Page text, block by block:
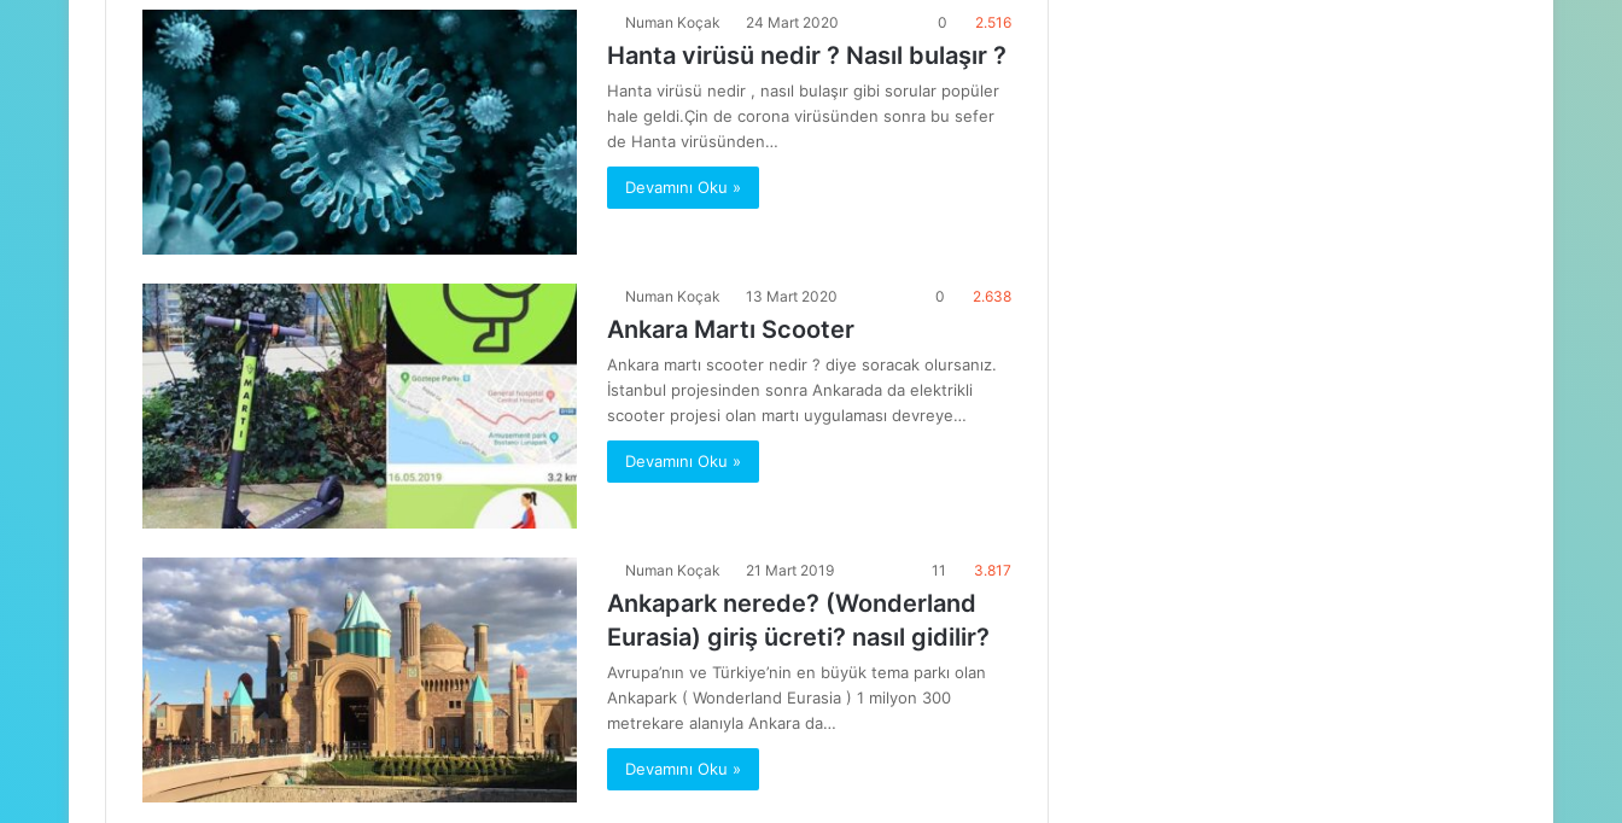
Numan Koçak 24 Mart 2020 0 2.516
Hanta virüsü nedir ? Nasıl bulaşır ?
Hanta virüsü nedir , nasıl bulaşır gibi sorular popüler
hale geldi.Çin de corona virüsünden sonra bu sefer
de Hanta virüsünden…
Devamını Oku »
Numan Koçak 13 Mart 2020 0 2.638
Ankara Martı Scooter
Ankara martı scooter nedir ? diye soracak olursanız.
İstanbul projesinden sonra Ankarada da elektrikli
scooter projesi olan martı uygulaması devreye…
Devamını Oku »
Numan Koçak 21 Mart 2019 11 3.817
Ankapark nerede? (Wonderland
Eurasia) giriş ücreti? nasıl gidilir?
Avrupa’nın ve Türkiye’nin en büyük tema parkı olan
Ankapark ( Wonderland Eurasia ) 1 milyon 300
metrekare alanıyla Ankara da…
Devamını Oku »